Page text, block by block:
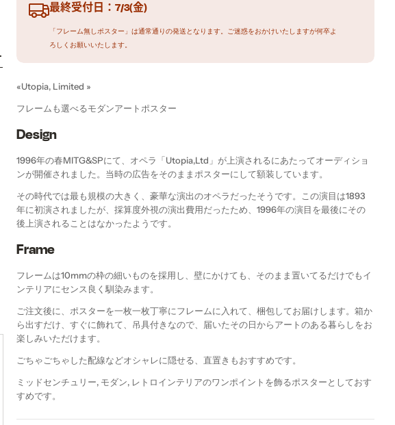
最終受付日：7/3(金)
「フレーム無しポスター」は通常通りの発送となります。ご迷惑をおかけいたしますが何卒よ
ろしくお願いいたします。
«Utopia, Limited »
フレームも選べるモダンアートポスター
Design
1996年の春MITG&SPにて、オペラ「Utopia,Ltd」が上演されるにあたってオーディショ
ンが開催されました。当時の広告をそのままポスターにして額装しています。
その時代では最も規模の大きく、豪華な演出のオペラだったそうです。この演目は1893
年に初演されましたが、採算度外視の演出費用だったため、1996年の演目を最後にその
後上演されることはなかったようです。
Frame
フレームは10mmの枠の細いものを採用し、壁にかけても、そのまま置いてるだけでもイ
ンテリアにセンス良く馴染みます。
ご注文後に、ポスターを一枚一枚丁寧にフレームに入れて、梱包してお届けします。箱か
ら出すだけ、すぐに飾れて、吊具付きなので、届いたその日からアートのある暮らしをお
楽しみいただけます。
ごちゃごちゃした配線などオシャレに隠せる、直置きもおすすめです。
ミッドセンチュリー, モダン, レトロインテリアのワンポイントを飾るポスターとしておす
すめです。